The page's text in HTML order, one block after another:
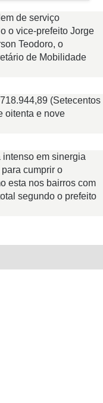
de serviço
o vice-prefeito Jorge
Teodoro, o
de Mobilidade
(Setecentos
oitenta e nove
em sinergia
cumprir o
esta nos bairros com
segundo o prefeito